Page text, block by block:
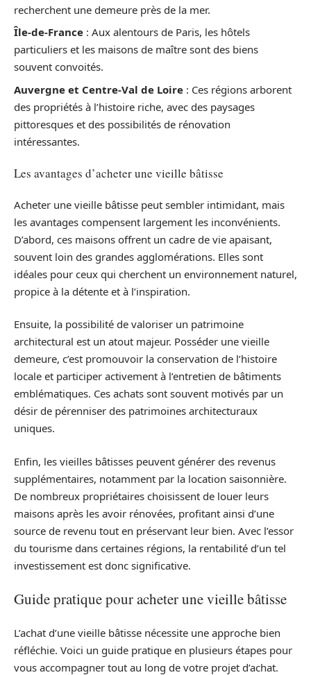
recherchent une demeure près de la mer.
Île-de-France : Aux alentours de Paris, les hôtels
particuliers et les maisons de maître sont des biens
souvent convoités.
Auvergne et Centre-Val de Loire : Ces régions arborent
des propriétés à l’histoire riche, avec des paysages
pittoresques et des possibilités de rénovation
intéressantes.
Les avantages d’acheter une vieille bâtisse
Acheter une vieille bâtisse peut sembler intimidant, mais
les avantages compensent largement les inconvénients.
D’abord, ces maisons offrent un cadre de vie apaisant,
souvent loin des grandes agglomérations. Elles sont
idéales pour ceux qui cherchent un environnement naturel,
propice à la détente et à l’inspiration.
Ensuite, la possibilité de valoriser un patrimoine
architectural est un atout majeur. Posséder une vieille
demeure, c’est promouvoir la conservation de l’histoire
locale et participer activement à l’entretien de bâtiments
emblématiques. Ces achats sont souvent motivés par un
désir de pérenniser des patrimoines architecturaux
uniques.
Enfin, les vieilles bâtisses peuvent générer des revenus
supplémentaires, notamment par la location saisonnière.
De nombreux propriétaires choisissent de louer leurs
maisons après les avoir rénovées, profitant ainsi d’une
source de revenu tout en préservant leur bien. Avec l’essor
du tourisme dans certaines régions, la rentabilité d’un tel
investissement est donc significative.
Guide pratique pour acheter une vieille bâtisse
L’achat d’une vieille bâtisse nécessite une approche bien
réfléchie. Voici un guide pratique en plusieurs étapes pour
vous accompagner tout au long de votre projet d’achat.